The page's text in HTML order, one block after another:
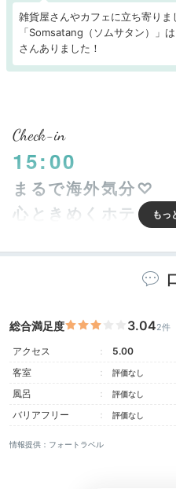
雑貨屋さんやカフェに立ち寄り
「Somsatang（ソムサタン）」
さんありました！
Check-in
15:00
まるで海外気分♡
心ときめくホテルへ
レトロポップな雰囲気はま
総合満足度 3.042件
アクセス 5.00
客室
評価なし
風呂 評価なし
バリアフリー 評価なし
情報提供：フォートラベル